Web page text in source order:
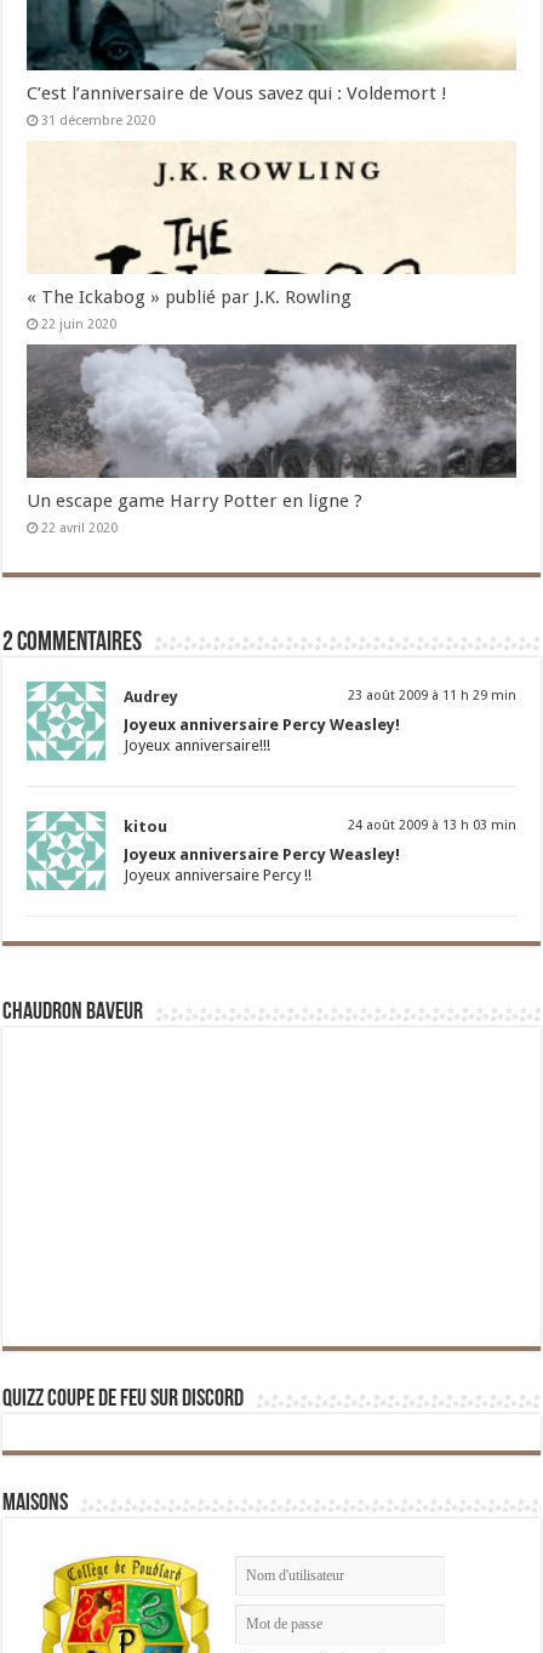
C’est l’anniversaire de Vous savez qui : Voldemort !
31 décembre 2020
« The Ickabog » publié par J.K. Rowling
22 juin 2020
Un escape game Harry Potter en ligne ?
22 avril 2020
2 commentaires
Audrey 23 août 2009 à 11 h 29 min
Joyeux anniversaire Percy Weasley!
Joyeux anniversaire!!!
kitou 24 août 2009 à 13 h 03 min
Joyeux anniversaire Percy Weasley!
Joyeux anniversaire Percy !!
Chaudron Baveur
Quizz Coupe de Feu sur Discord
Maisons